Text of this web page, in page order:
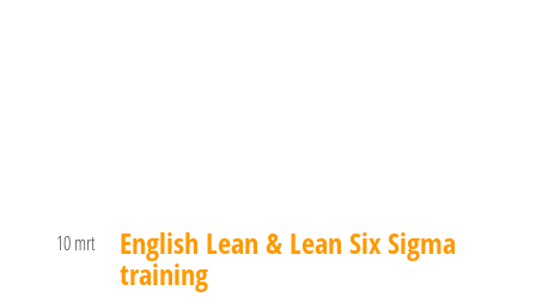
10 mrt English Lean & Lean Six Sigma
training